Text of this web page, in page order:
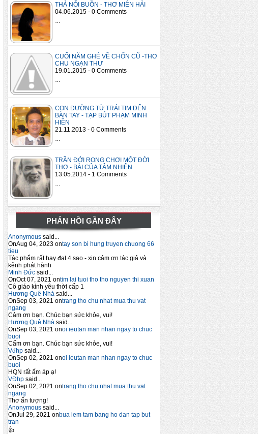
THẢ NỖI BUỒN - THƠ MIÊN HẢI
04.06.2015 - 0 Comments
CUỐI NĂM GHÉ VỀ CHỐN CŨ -THƠ
CHU NGẠN THƯ
19.01.2015 - 0 Comments
CON ĐƯỜNG TỪ TRÁI TIM ĐẾN
BÀN TAY - TẠP BÚT PHẠM MINH
HIỀN
21.11.2013 - 0 Comments
TRẦN ĐỚI RONG CHƠI MỘT ĐỜI
THƠ - BÀI CỦA TÂM NHIÊN
13.05.2014 - 1 Comments
PHẢN HỒI GẦN ĐÂY
Anonymous said...
OnAug 04, 2023 ontay son bi hung truyen chuong 66
tieu
Tác phẩm rất hay đạt 4 sao - xin cảm ơn tác giả và
kênh phát hành
Minh Đức said...
OnOct 07, 2021 ontim lai tuoi tho tho nguyen thi xuan
Cô giáo kính yêu thời cấp 1
Hương Quê Nhà said...
OnSep 03, 2021 ontrang tho chu nhat mua thu vat
ngang
Cảm ơn bạn. Chúc bạn sức khỏe, vui!
Hương Quê Nhà said...
OnSep 03, 2021 onoi ieutan man nhan ngay to chuc
buoi
Cẩm ơn bạn. Chúc bạn sức khỏe, vui!
Vđhp said...
OnSep 02, 2021 onoi ieutan man nhan ngay to chuc
buoi
HQN rất ấm áp ạ!
VĐhp said...
OnSep 02, 2021 ontrang tho chu nhat mua thu vat
ngang
Thơ ấn tượng!
Anonymous said...
OnJul 29, 2021 onbua iem tam bang ho dan tap but
tran
👍